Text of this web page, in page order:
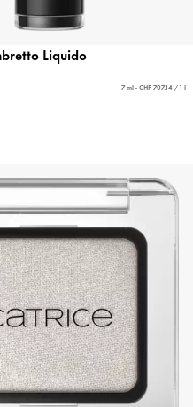
Liquido
7 ml - CHF 707.14 / 1 l